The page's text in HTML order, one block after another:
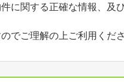
に関する正確な情報、及
でご理解の上ご利用くだ